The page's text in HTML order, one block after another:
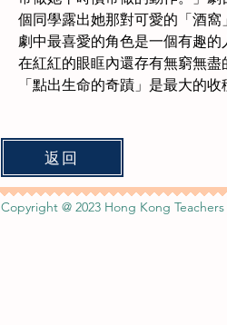
個同學露出她那對可愛的「酒
劇中最喜愛的角色是一個有趣
在紅紅的眼眶內還存有無窮無
「點出生命的奇蹟」是最大的收
返回
Copyright @ 2023 Hong Kong